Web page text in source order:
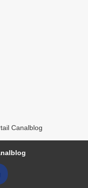
Canalblog